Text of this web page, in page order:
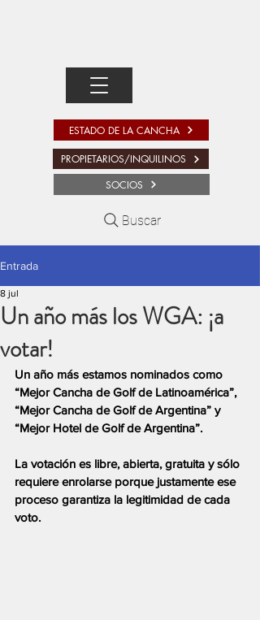
SOCIOS
ESTADO DE LA CANCHA
PROPIETARIOS/INQUILINOS
Buscar
Entrada
Un año más los WGA: ¡a
votar!
8 jul
Un año más estamos nominados como
“Mejor Cancha de Golf de Latinoamérica”,
“Mejor Cancha de Golf de Argentina” y
“Mejor Hotel de Golf de Argentina”.
La votación es libre, abierta, gratuita y sólo
requiere enrolarse porque justamente ese
proceso garantiza la legitimidad de cada
voto.